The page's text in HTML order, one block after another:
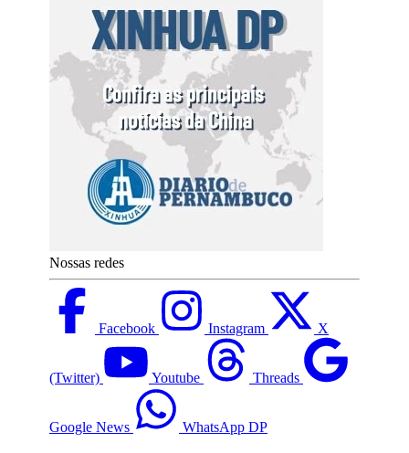
Nossas redes
Facebook Instagram X
(Twitter) Youtube Threads
Google News WhatsApp DP